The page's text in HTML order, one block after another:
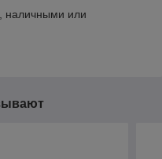
наличными или